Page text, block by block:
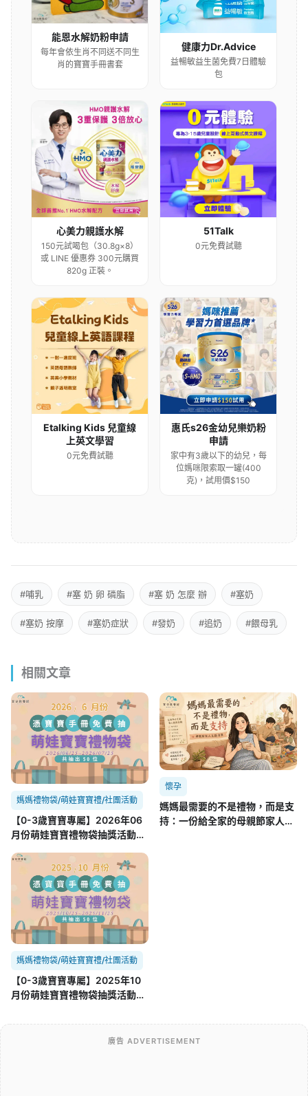
能恩水解奶粉申請
每年會依生肖不同送不同生
肖的寶寶手冊書套
健康力Dr.Advice
益暢敏益生菌免費7日體驗
包
心美力親護水解
150元試喝包（30.8g×8）
或 LINE 優惠券 300元購買
820g 正裝。
51Talk
0元免費試聽
Etalking Kids 兒童線
上英文學習
0元免費試聽
惠氏s26金幼兒樂奶粉
申請
家中有3歲以下的幼兒，每
位媽咪限索取一罐(400
克)，試用價$150
#哺乳 #塞 奶 卵 磷脂 #塞 奶 怎麼 辦 #塞奶
#塞奶 按摩 #塞奶症狀 #發奶 #追奶 #餵母乳
相關文章
媽媽禮物袋/萌娃寶寶禮/社團活動
【0-3歲寶寶專屬】2026年06
月份萌娃寶寶禮物袋抽獎活動
懷孕
媽媽最需要的不是禮物，而是支
持：一份給全家的母親節家人支
媽媽禮物袋/萌娃寶寶禮/社團活動
【0-3歲寶寶專屬】2025年10
月份萌娃寶寶禮物袋抽獎活動
廣告 ADVERTISEMENT